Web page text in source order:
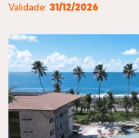
Validade: 31/12/2026